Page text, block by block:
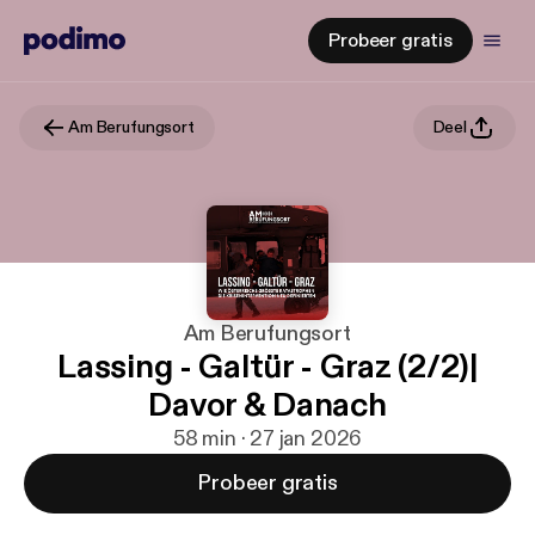
Probeer gratis
Am Berufungsort Deel
Am Berufungsort
Lassing - Galtür - Graz (2/2)|
Davor & Danach
58 min · 27 jan 2026
Probeer gratis